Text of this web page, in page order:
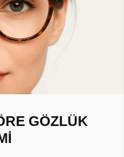
GÖZLÜK